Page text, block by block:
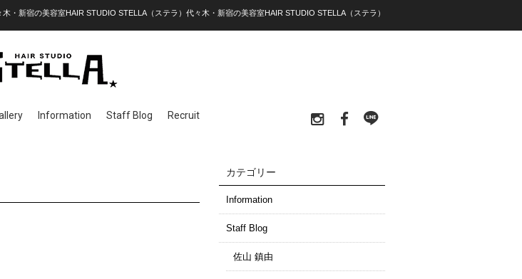
木・新宿の美容室HAIR STUDIO STELLA（ステラ）代々木・新宿の美容室HAIR STUDIO STELLA（ステラ）
Information Staff Blog Recruit
カテゴリー
Information
Staff Blog
佐山 鎮由